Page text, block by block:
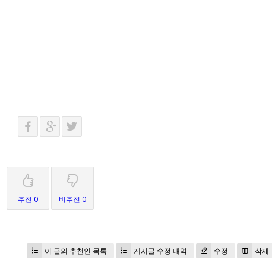
추천 0 비추천 0
이 글의 추천인 목록 게시글 수정 내역 수정 삭제